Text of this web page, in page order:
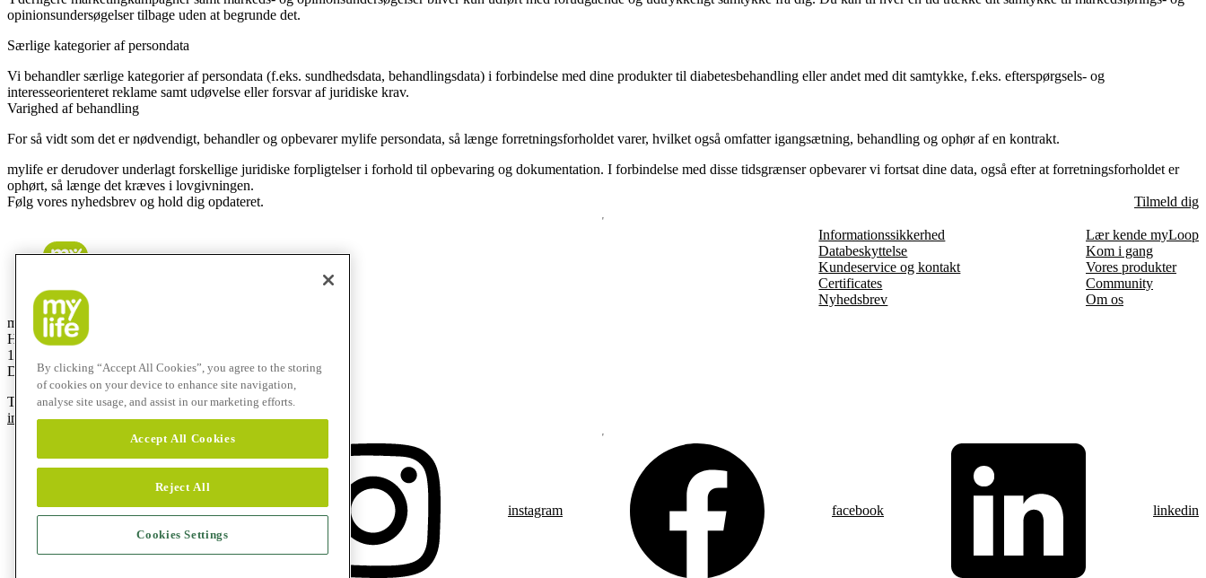
opinionsundersøgelser tilbage uden at begrunde det.
Særlige kategorier af persondata
Vi behandler særlige kategorier af persondata (f.eks. sundhedsdata, behandlingsdata) i forbindelse med dine produkter til diabetesbehandling eller andet med dit samtykke, f.eks. efterspørgsels- og
interesseorienteret reklame samt udøvelse eller forsvar af juridiske krav.
Varighed af behandling
For så vidt som det er nødvendigt, behandler og opbevarer mylife persondata, så længe forretningsforholdet varer, hvilket også omfatter igangsætning, behandling og ophør af en kontrakt.
mylife er derudover underlagt forskellige juridiske forpligtelser i forhold til opbevaring og dokumentation. I forbindelse med disse tidsgrænser opbevarer vi fortsat dine data, også efter at forretningsforholdet er
ophørt, så længe det kræves i lovgivningen.
Følg vores nyhedsbrev og hold dig opdateret.
Tilmeld dig
mylife Diabetes Care ApS
Hammerensgade 1, 2 sal
1267 København K
Denmark
T
+45 48 24 00 45
info@mylife-diabetescare.dk
Informationssikkerhed
Databeskyttelse
Kundeservice og kontakt
Certificates
Nyhedsbrev
Lær kende myLoop
Kom i gang
Vores produkter
Community
Om os
instagram facebook linkedin
By clicking “Accept All Cookies”, you agree to the storing
of cookies on your device to enhance site navigation,
analyse site usage, and assist in our marketing efforts.
Accept All Cookies
Reject All
Cookies Settings